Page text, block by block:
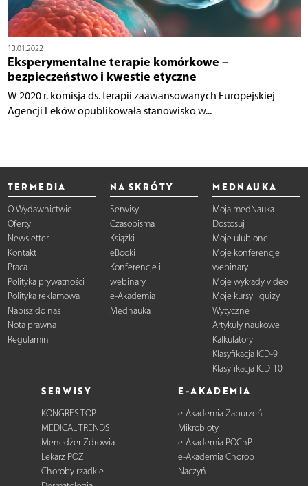
13.01.2022
Eksperymentalne terapie komórkowe –
bezpieczeństwo i kwestie etyczne
W 2020 r. komisja ds. terapii zaawansowanych Europejskiej
Agencji Leków opublikowała stanowisko w...
TERMEDIA
O Wydawnictwie
Oferty
Newsletter
Kontakt
Praca
Polityka prywatności
Polityka reklamowa
Napisz do nas
Nota prawna
Regulamin
NA SKRÓTY
Serwisy
Czasopisma
Książki
eBooki
Konferencje i
webinary
e-Akademia
Mednauka
MEDNAUKA
Moja medNauka
Dostosuj
Moje ulubione
Moje konferencje i
webinary
Moje wykłady video
Moje kursy i quizy
Wytyczne
Artykuły naukowe
Kalkulatory
Klasyfikacja ICD-9
Klasyfikacja ICD-10
SERWISY
KONGRES TOP
MEDICAL TRENDS
Menedżer Zdrowia
Lekarz POZ
Choroby rzadkie
E-AKADEMIA
e-Akademia Zaburzeń
Mikrobioty
e-Akademia POChP
e-Akademia Chorób
Naczyń